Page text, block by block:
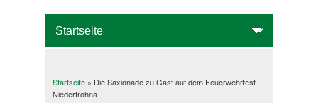
Sie sind hier
Startseite» Die Saxionade zu Gast auf dem Feuerwehrfest
Niederfrohna